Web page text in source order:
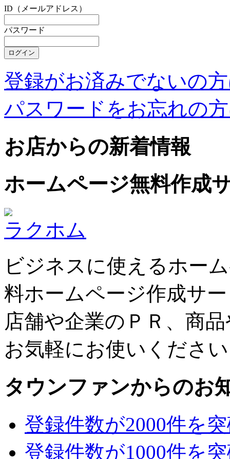
ID（メールアドレス）
パスワード
登録がお済みでないの
パスワードをお忘れの
お店からの新着情報
ホームページ無料作成
ラクホム
ビジネスに使えるホー
料ホームページ作成サ
店舗や企業のＰＲ、商
お気軽にお使いくださ
タウンファンからのお
登録件数が2000件を
登録件数が1000件を